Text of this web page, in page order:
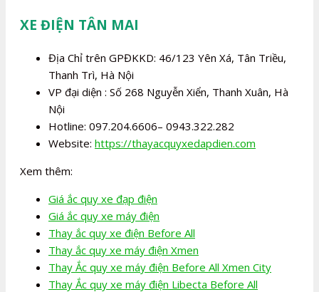
XE ĐIỆN TÂN MAI
Địa Chỉ trên GPĐKKD: 46/123 Yên Xá, Tân Triều,
Thanh Trì, Hà Nội
VP đại diện : Số 268 Nguyễn Xiển, Thanh Xuân, Hà
Nội
Hotline: 097.204.6606– 0943.322.282
Website: https://thayacquyxedapdien.com
Xem thêm:
Giá ắc quy xe đạp điện
Giá ắc quy xe máy điện
Thay ắc quy xe điện Before All
Thay ắc quy xe máy điện Xmen
Thay Ắc quy xe máy điện Before All Xmen City
Thay Ắc quy xe máy điện Libecta Before All